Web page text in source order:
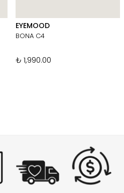
EYEMOOD
BONA C4
₺ 1,990.00